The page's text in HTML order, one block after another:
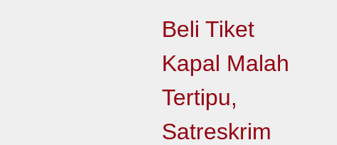
Beli Tiket
Kapal Malah
Tertipu,
Satreskrim